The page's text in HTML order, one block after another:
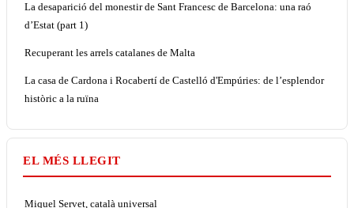
La desaparició del monestir de Sant Francesc de Barcelona: una raó
d’Estat (part 1)
Recuperant les arrels catalanes de Malta
La casa de Cardona i Rocabertí de Castelló d'Empúries: de l’esplendor
històric a la ruïna
EL MÉS LLEGIT
Miquel Servet, català universal